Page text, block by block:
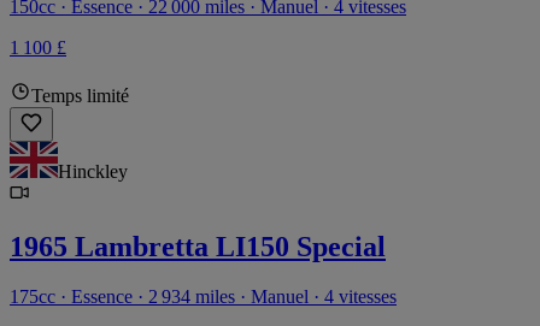
150cc · Essence · 22 000 miles · Manuel · 4 vitesses
1 100 £
Temps limité
Hinckley
1965 Lambretta LI150 Special
175cc · Essence · 2 934 miles · Manuel · 4 vitesses